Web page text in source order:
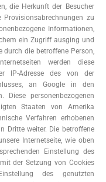
die Herkunft der Besucher
zu
Informationen,
ein Zugriff ausging und
durch die betroffene Person,
werden diese
IP-Adresse des von der
an Google in den
Diese personenbezogenen
Staaten von Amerika
Verfahren erhobenen
Dritte weiter. Die betroffene
Internetseite, wie oben
Einstellung des
der Setzung von Cookies
des genutzten